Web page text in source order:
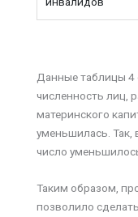
Данные таблицы 4
численность лиц,
материнского
уменьшилась. Так,
число
Таким образом,
позволило